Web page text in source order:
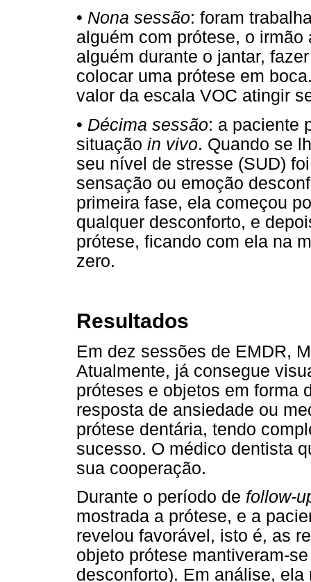
• Nona sessão: foram
alguém com prótese, o
alguém durante o jantar,
colocar uma prótese em
valor da escala VOC atingir
• Décima sessão: a paciente
situação in vivo. Quando se
seu nível de stresse (SUD)
sensação ou emoção
primeira fase, ela começou
qualquer desconforto, e
prótese, ficando com ela na
zero.
Resultados
Em dez sessões de EMDR,
Atualmente, já consegue
próteses e objetos em forma
resposta de ansiedade ou
prótese dentária, tendo
sucesso. O médico dentista
sua cooperação.
Durante o período de follow-
mostrada a prótese, e a
revelou favorável, isto é, as
objeto prótese mantiveram-
desconforto). Em análise,